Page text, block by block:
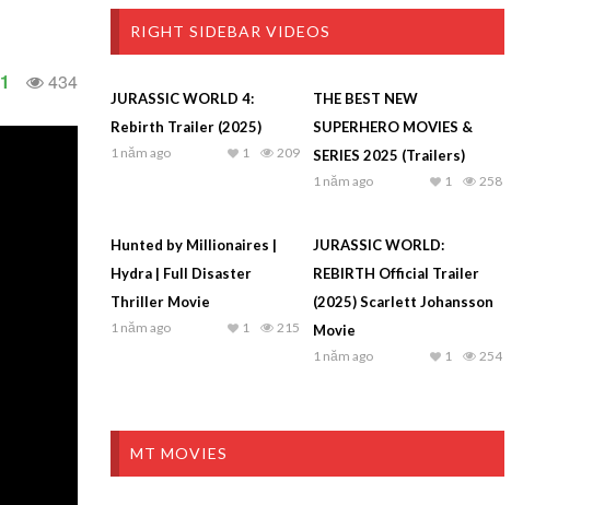
434
1
RIGHT SIDEBAR VIDEOS
JURASSIC WORLD 4:
Rebirth Trailer (2025)
1 năm ago 209
1
THE BEST NEW
SUPERHERO MOVIES &
SERIES 2025 (Trailers)
1 năm ago 258
1
Hunted by Millionaires |
Hydra | Full Disaster
Thriller Movie
1 năm ago 215
1
JURASSIC WORLD:
REBIRTH Official Trailer
(2025) Scarlett Johansson
Movie
1 năm ago 254
1
MT MOVIES